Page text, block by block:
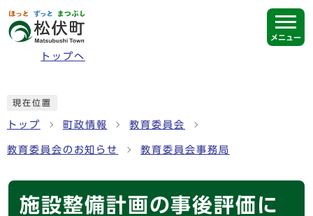
ページの先頭です
トップへ
メニュー
現在位置
トップ 町政情報 教育委員会
教育委員会のお知らせ 教育委員会事務局
施設整備計画の事後評価に